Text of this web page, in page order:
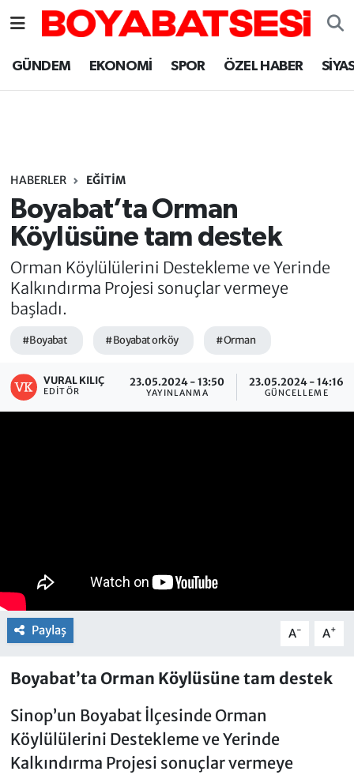
GÜNDEM EKONOMİ SPOR ÖZEL HABER
HABERLER EĞİTİM
Boyabat’ta Orman
Köylüsüne tam destek
Orman Köylülülerini Destekleme ve Yerinde
Kalkındırma Projesi sonuçlar vermeye
başladı.
#Boyabat #Boyabat orköy #Orman
VURAL KILIÇ
EDITÖR
23.05.2024 - 13:50
YAYINLANMA
23.05.2024 - 14:16
GÜNCELLEME
Paylaş A- A+
Boyabat’ta Orman Köylüsüne tam destek
Sinop’un Boyabat İlçesinde Orman
Köylülülerini Destekleme ve Yerinde
Kalkındırma Projesi sonuçlar vermeye
Sinop Nöbetçi Eczaneler
Sinop Trafik Yoğunluk Haritası
Süper Lig Puan Durumu ve Fikstür
Tüm Manşetler
Son Dakika Haberleri
Haber Arşivi